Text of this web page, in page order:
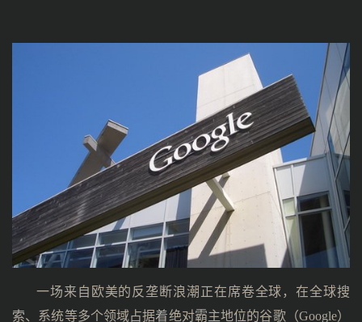
一场来自欧美的反垄断浪潮正在席卷全球，在全球搜
索、系统等多个领域占据着绝对霸主地位的谷歌（Google）